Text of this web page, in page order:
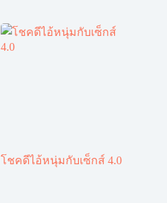
โชคดีไอ้หนุ่มกับเซ็กส์ 4.0